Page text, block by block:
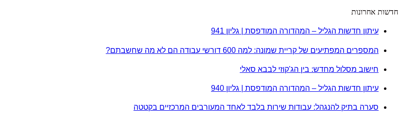
חדשות אחרונות
עיתון חדשות הגליל – המהדורה המודפסת | גליון 941
המספרים המפתיעים של קריית שמונה: למה 600 דורשי עבודה הם לא מה שחשבתם?
חישוב מסלול מחדש: בין הג'קוזי לבבא סאלי
עיתון חדשות הגליל – המהדורה המודפסת | גליון 940
סערה בתיק להנגהל: עבודות שירות בלבד לאחד המעורבים המרכזיים בקטטה